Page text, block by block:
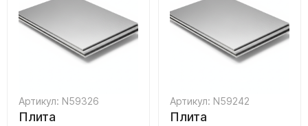
Артикул: N59326
Плита
Артикул: N59242
Плита